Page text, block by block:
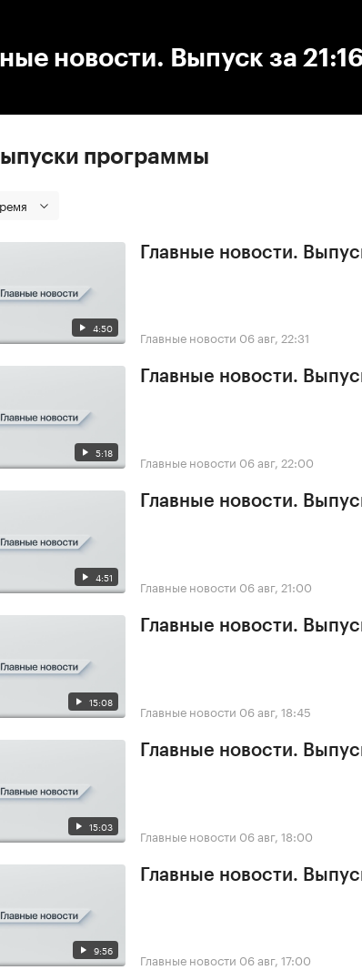
новости. Выпуск за
программы
4:50
Главные новости.
Главные новости 06 авг, 22:31
5:18
Главные новости.
Главные новости 06 авг, 22:00
4:51
Главные новости.
Главные новости 06 авг, 21:00
15:08
Главные новости.
Главные новости 06 авг, 18:45
15:03
Главные новости.
Главные новости 06 авг, 18:00
9:56
Главные новости.
Главные новости 06 авг, 17:00